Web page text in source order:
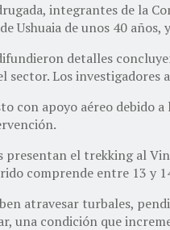
integrantes de la
Ushuaia de unos 40
detalles
Los investigadores
con apoyo aéreo
el trekking al
comprende entre 13 y
atravesar turbales,
una condición que